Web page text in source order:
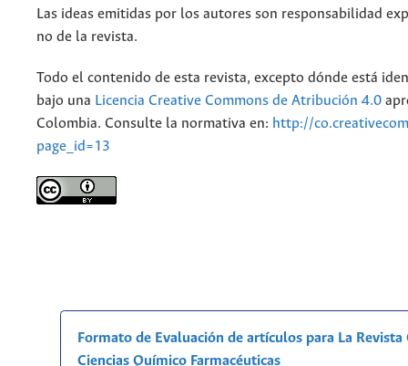
Las ideas emitidas por los autores son responsabilidad
no de la revista.
Todo el contenido de esta revista, excepto dónde está
bajo una Licencia Creative Commons de Atribución 4.0
Colombia. Consulte la normativa en: http://
page_id=13
Formato de Evaluación de artículos para La
Ciencias Químico Farmacéuticas